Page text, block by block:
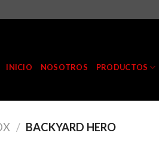
INICIO NOSOTROS PRODUCTOS
/ BACKYARD HERO